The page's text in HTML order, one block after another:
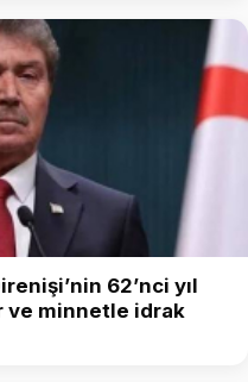
62’nci yıl
ve minnetle idrak